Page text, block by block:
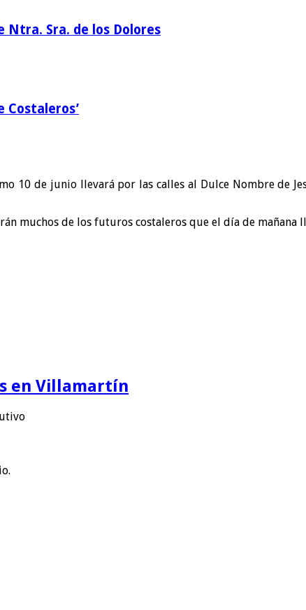
Ntra. Sra. de los Dolores
Costaleros’
10 de junio llevará por las calles al Dulce Nombre de
muchos de los futuros costaleros que el día de mañana
en Villamartín